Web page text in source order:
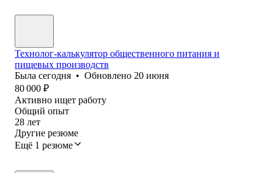
Технолог-калькулятор общественного питания и
пищевых производств
Была сегодня • Обновлено 20 июня
80 000 ₽
Активно ищет работу
Общий опыт
28 лет
Другие резюме
Ещё 1 резюме